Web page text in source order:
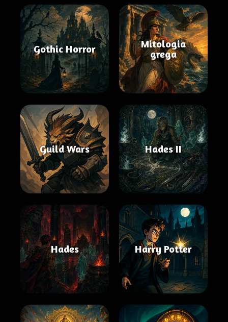
Gothic Horror
Mitologia
grega
Guild Wars Hades II
Hades Harry Potter